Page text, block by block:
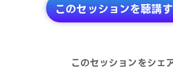
このセッションを聴講
このセッションをシェ